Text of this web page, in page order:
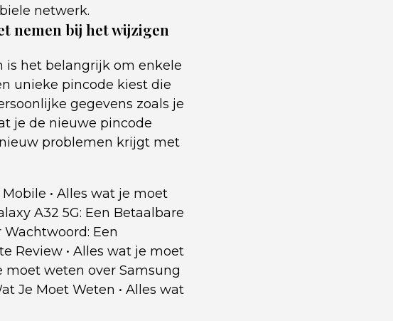
netwerk.
nemen bij het wijzigen
is het belangrijk om enkele
unieke pincode kiest die
gegevens zoals je
je de nieuwe pincode
problemen krijgt met
• Alles wat je moet
A32 5G: Een Betaalbare
Een
Review • Alles wat je moet
moet weten over Samsung
Je Moet Weten • Alles wat